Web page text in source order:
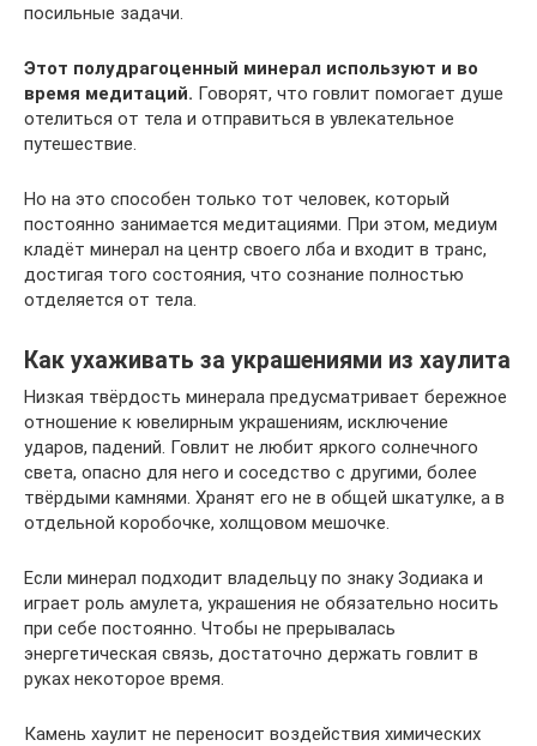
посильные задачи.
Этот полудрагоценный минерал используют и во
время медитаций. Говорят, что говлит помогает душе
отелиться от тела и отправиться в увлекательное
путешествие.
Но на это способен только тот человек, который
постоянно занимается медитациями. При этом, медиум
кладёт минерал на центр своего лба и входит в транс,
достигая того состояния, что сознание полностью
отделяется от тела.
Как ухаживать за украшениями из хаулита
Низкая твёрдость минерала предусматривает бережное
отношение к ювелирным украшениям, исключение
ударов, падений. Говлит не любит яркого солнечного
света, опасно для него и соседство с другими, более
твёрдыми камнями. Хранят его не в общей шкатулке, а в
отдельной коробочке, холщовом мешочке.
Если минерал подходит владельцу по знаку Зодиака и
играет роль амулета, украшения не обязательно носить
при себе постоянно. Чтобы не прерывалась
энергетическая связь, достаточно держать говлит в
руках некоторое время.
Камень хаулит не переносит воздействия химических